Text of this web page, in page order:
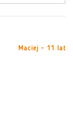
Maciej - 11 lat